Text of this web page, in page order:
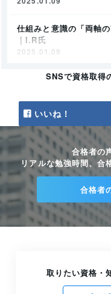
仕組みと意識の「両軸
｜I.R氏
2025.01.09
石綿調査に関するご相
中小企業の経営品質向
支援！｜K.T氏
2024.12.27
知的財産の力で企業の
ます！｜F.K氏
2024.12.27
技術・技能伝承と暗黙
社会保険労務士として
す！｜K.F氏
SNSで資格取得
いいね！
合格者の
リアルな勉強時間、合
合格者
取りたい資格・